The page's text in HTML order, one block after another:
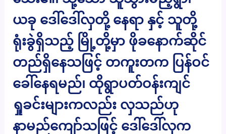
ယခု ဒေါ်ဒေါ်လှတို့ နေရာ နှင့် သူတို့
ရုံးခွဲရှိသည့် မြို့တို့မှာ ဖိုခနောက်ဆိုင်
တည်ရှိနေသဖြင့် တကူးတက ပြန်ဝင်
ခေါ်နေရမည်၊ ထိုရွာပတ်ဝန်းကျင်
ရှုခင်းများကလည်း လှသည်ဟု
နာမည်ကျော်သဖြင့် ဒေါ်ဒေါ်လှက